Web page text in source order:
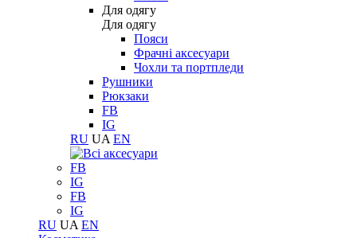
Для одягу
Для одягу
Пояси
Фрачні аксесуари
Чохли та портпледи
Рушники
Рюкзаки
FB
IG
RU UA EN
FB
IG
FB
IG
RU UA EN